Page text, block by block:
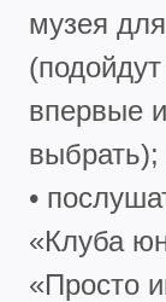
музея
впервые
выбрать);
•
«Клуба
«Просто